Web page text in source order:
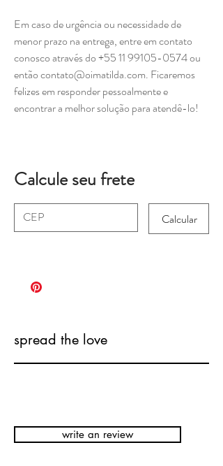
Em caso de urgência ou necessidade de
menor prazo na entrega, entre em contato
conosco através do +55 11 99105-0574 ou
então contato@oimatilda.com. Ficaremos
felizes em responder pessoalmente e
encontrar a melhor solução para atendê-lo!
Calcule seu frete
Calcular
spread the love
write an review